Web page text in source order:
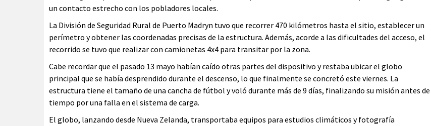
un contacto estrecho con los pobladores locales.
La División de Seguridad Rural de Puerto Madryn tuvo que recorrer 470 kilómetros hasta el sitio, establecer un
perímetro y obtener las coordenadas precisas de la estructura. Además, acorde a las dificultades del acceso, el
recorrido se tuvo que realizar con camionetas 4x4 para transitar por la zona.
Cabe recordar que el pasado 13 mayo habían caído otras partes del dispositivo y restaba ubicar el globo
principal que se había desprendido durante el descenso, lo que finalmente se concretó este viernes. La
estructura tiene el tamaño de una cancha de fútbol y voló durante más de 9 días, finalizando su misión antes de
tiempo por una falla en el sistema de carga.
El globo, lanzando desde Nueva Zelanda, transportaba equipos para estudios climáticos y fotografía